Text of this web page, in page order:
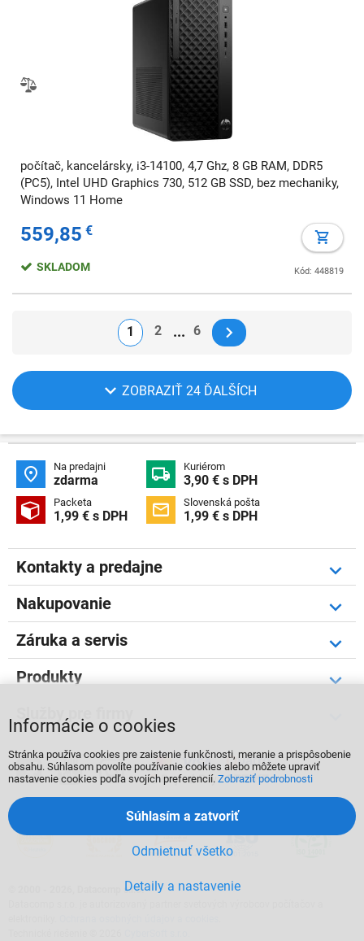
počítač, kancelársky, i3-14100, 4,7 Ghz, 8 GB RAM, DDR5
(PC5), Intel UHD Graphics 730, 512 GB SSD, bez mechaniky,
Windows 11 Home
559,85 €
Kód: 448819
SKLADOM
1 2 6
ZOBRAZIŤ 24 ĎALŠÍCH
 Na predajni
zdarma  Kuriérom
3,90 € s DPH
 Packeta
1,99 € s DPH  Slovenská pošta
1,99 € s DPH
Kontakty a predajne
Nakupovanie
Záruka a servis
Produkty
Služby pre firmy
  
2000 - 2026, Datacomp s.r.o.
Informácie o cookies
Stránka používa cookies pre zaistenie funkčnosti, meranie a prispôsobenie
obsahu. Súhlasom povolíte používanie cookies alebo môžete upraviť
nastavenie cookies podľa svojích preferencií. Zobraziť podrobnosti
Detaily a nastavenie
Odmietnuť všetko
Súhlasím a zatvoriť